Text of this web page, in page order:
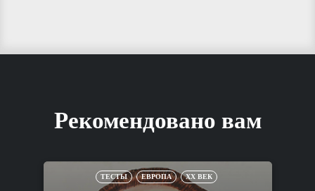
Рекомендовано вам
ТЕСТЫ ЕВРОПА XX ВЕК